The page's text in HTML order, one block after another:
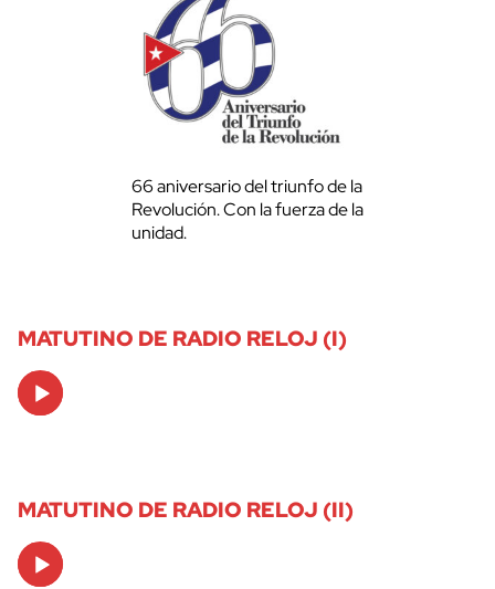
66 aniversario del triunfo de la
Revolución. Con la fuerza de la
unidad.
MATUTINO DE RADIO RELOJ (I)
Audio
Player
MATUTINO DE RADIO RELOJ (II)
Audio
Player